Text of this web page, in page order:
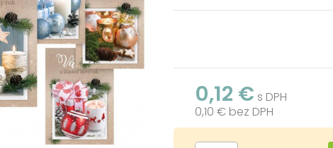
0,12 € s DPH
0,10 € bez DPH